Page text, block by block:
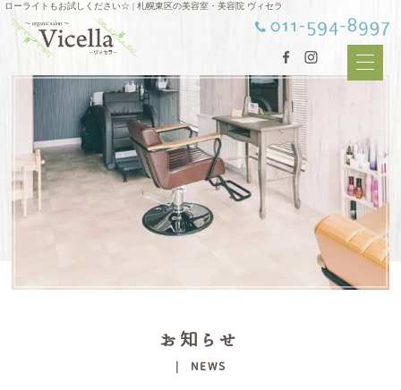
ローライトもお試しください☆ | 札幌東区の美容室・美容院 ヴィセラ
お知らせ
| NEWS